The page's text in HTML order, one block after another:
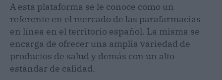
A esta plataforma se le conoce como un
referente en el mercado de las parafarmacias
en línea en el territorio español. La misma se
encarga de ofrecer una amplia variedad de
productos de salud y demás con un alto
estándar de calidad.